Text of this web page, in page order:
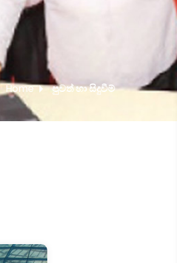
Home පුවත් හා සිදුවීම්